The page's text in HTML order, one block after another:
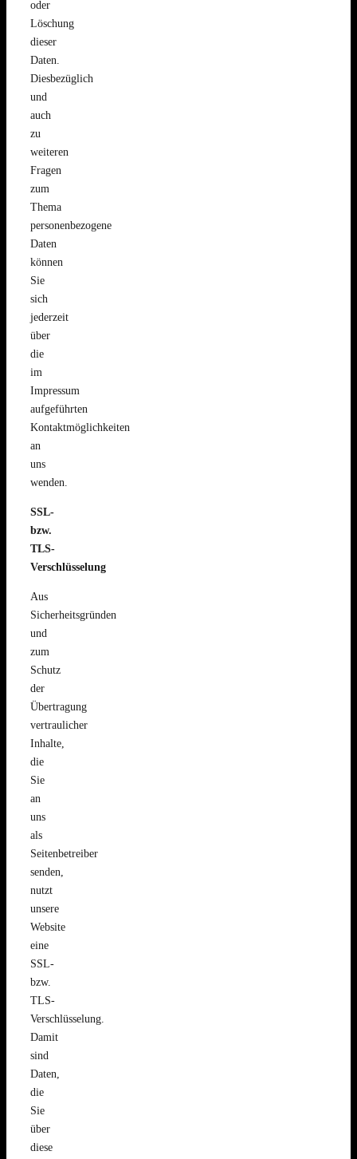
oder
Löschung
dieser
Daten.
Diesbezüglich
und
auch
zu
weiteren
Fragen
zum
Thema
personenbezogene
Daten
können
Sie
sich
jederzeit
über
die
im
Impressum
aufgeführten
Kontaktmöglichkeiten
an
uns
wenden.
SSL-
bzw.
TLS-
Verschlüsselung
Aus
Sicherheitsgründen
und
zum
Schutz
der
Übertragung
vertraulicher
Inhalte,
die
Sie
an
uns
als
Seitenbetreiber
senden,
nutzt
unsere
Website
eine
SSL-
bzw.
TLS-
Verschlüsselung.
Damit
sind
Daten,
die
Sie
über
diese